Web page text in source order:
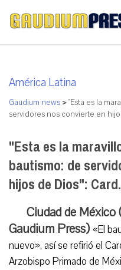
América Latina
Gaudium news >"Esta es la
servidores nos convierte en
"Esta es la
bautismo: de
hijos de Dios":
Ciudad de México
Gaudium Press) «El
nuevo», así se refirió el
Arzobispo Primado de